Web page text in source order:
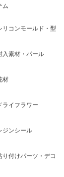
ム
リコンモールド・型
入素材・パール
材
ライフラワー
ジンシール
り付けパーツ・デコ